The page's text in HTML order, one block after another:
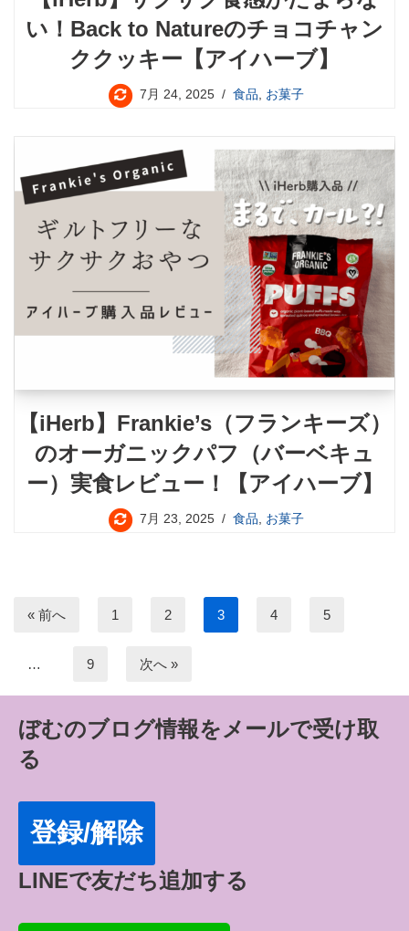
い！Back to Natureのチョコチャン
ククッキー【アイハーブ】
7月 24, 2025 食品, お菓子
【iHerb】Frankie’s（フランキーズ）
のオーガニックパフ（バーベキュ
ー）実食レビュー！【アイハーブ】
7月 23, 2025 食品, お菓子
« 前へ 1 2 3 4 5
… 9 次へ »
ぼむのブログ情報をメールで受け取
る
登録/解除
LINEで友だち追加する